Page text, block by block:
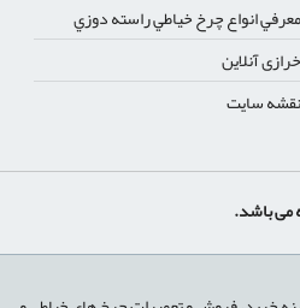
معرفي انواع چرخ خياطي راسته دوزي
خرازی آنلاین
نقشه سایت